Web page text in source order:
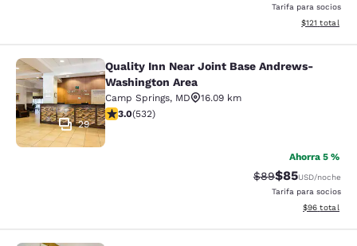
Tarifa para socios
Ver detalles
$121 total
Quality Inn Near Joint Base
29
Quality Inn Near Joint Base Andrews-
Washington Area
Camp Springs, MD
16.09 km
calificación de 3 estrellas. Feria. 532 reseñas
3.0(532)
Ahorra 5 %
Precio tachado:
$89Precio con
$85USD/noche
Tarifa para socios
Ver detalles
$96 total